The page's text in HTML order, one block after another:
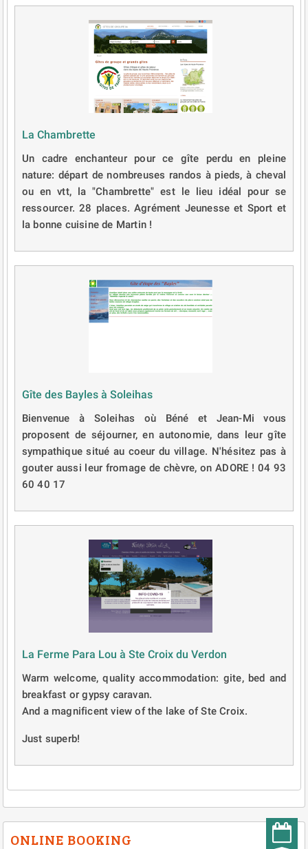
La Chambrette
Un cadre enchanteur pour ce gîte perdu en pleine
nature: départ de nombreuses randos à pieds, à cheval
ou en vtt, la "Chambrette" est le lieu idéal pour se
ressourcer. 28 places. Agrément Jeunesse et Sport et
la bonne cuisine de Martin !
Gîte des Bayles à Soleihas
Bienvenue à Soleihas où Béné et Jean-Mi vous
proposent de séjourner, en autonomie, dans leur gîte
sympathique situé au coeur du village. N'hésitez pas à
gouter aussi leur fromage de chèvre, on ADORE ! 04 93
60 40 17
La Ferme Para Lou à Ste Croix du Verdon
Warm welcome, quality accommodation: gite, bed and
breakfast or gypsy caravan.
And a magnificent view of the lake of Ste Croix.
Just superb!
ONLINE BOOKING